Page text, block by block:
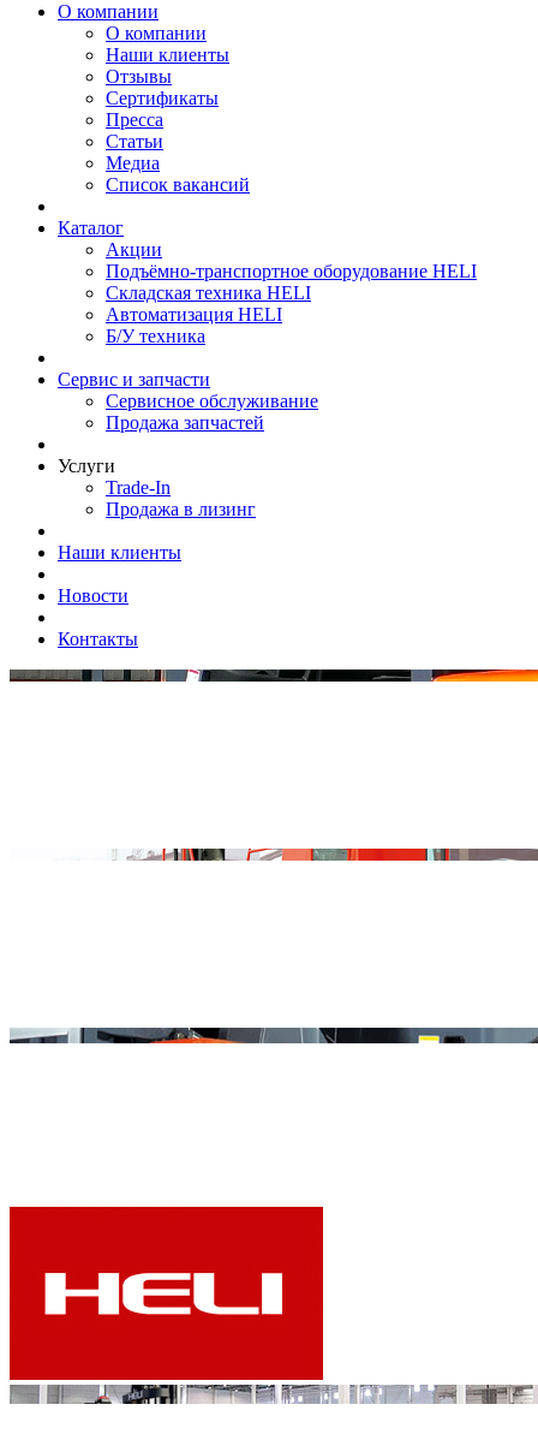
О компании
О компании
Наши клиенты
Отзывы
Сертификаты
Пресса
Статьи
Медиа
Список вакансий
Каталог
Акции
Подъёмно-транспортное оборудование HELI
Складская техника HELI
Автоматизация HELI
Б/У техника
Сервис и запчасти
Сервисное обслуживание
Продажа запчастей
Услуги
Trade-In
Продажа в лизинг
Наши клиенты
Новости
Контакты